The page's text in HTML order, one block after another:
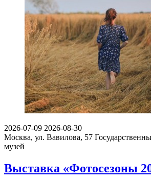
2026-07-09 2026-08-30
Москва, ул. Вавилова, 57
музей
Выставка «Фотосезоны